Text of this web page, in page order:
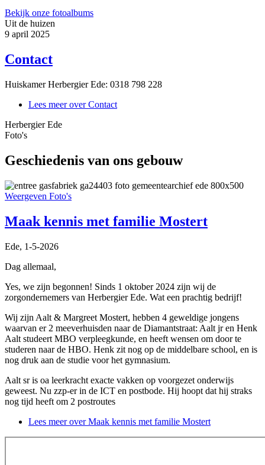
Bekijk onze fotoalbums
Uit de huizen
9 april 2025
Contact
Huiskamer Herbergier Ede: 0318 798 228
Lees meerover Contact
Herbergier Ede
Foto's
Geschiedenis van ons gebouw
Weergeven Foto's
Maak kennis met familie Mostert
Ede, 1-5-2026
Dag allemaal,
Yes, we zijn begonnen! Sinds 1 oktober 2024 zijn wij de
zorgondernemers van Herbergier Ede. Wat een prachtig bedrijf!
Wij zijn Aalt & Margreet Mostert, hebben 4 geweldige jongens
waarvan er 2 meeverhuisden naar de Diamantstraat: Aalt jr en Henk
Aalt studeert MBO verpleegkunde, en heeft wensen om door te
studeren naar de HBO. Henk zit nog op de middelbare school, en is
nog druk aan de studie voor het gymnasium.
Aalt sr is oa leerkracht exacte vakken op voorgezet onderwijs
geweest. Nu zzp-er in de ICT en postbode. Hij hoopt dat hij straks
nog tijd heeft om 2 postroutes
Lees meerover Maak kennis met familie Mostert